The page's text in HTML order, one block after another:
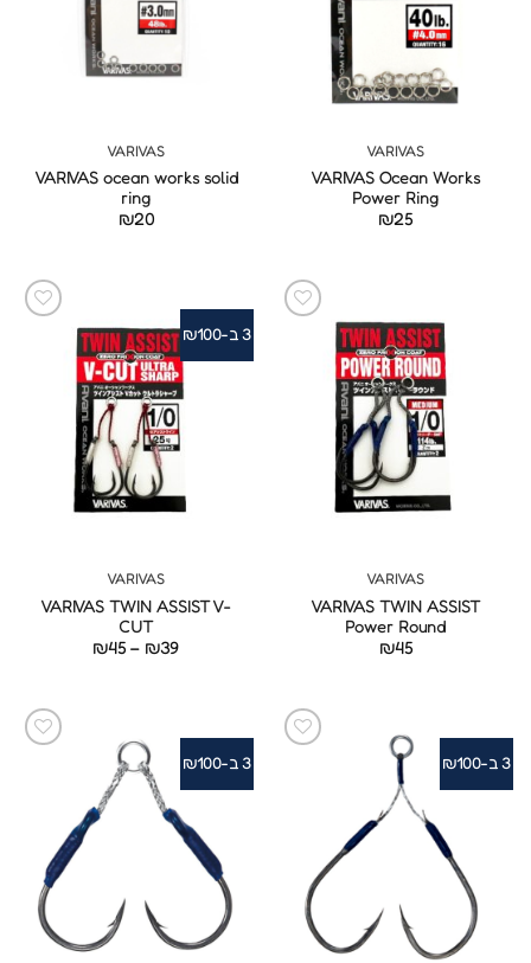
VARIVAS
VARIVAS Ocean Works
Power Ring
₪25
VARIVAS
VARIVAS ocean works solid
ring
₪20
VARIVAS
VARIVAS TWIN ASSIST
Power Round
₪45
3 ב-₪100
VARIVAS
VARIVAS TWIN ASSIST V-
CUT
₪39
–
₪45
3 ב-₪100 3 ב-₪100